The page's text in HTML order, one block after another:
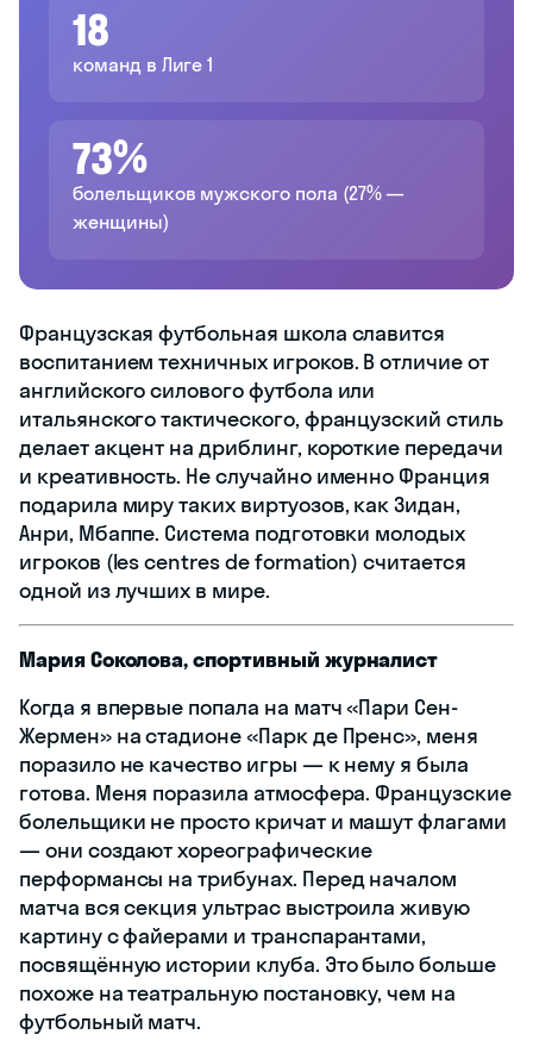
18
команд в Лиге 1
73%
болельщиков мужского пола (27% —
женщины)
Французская футбольная школа славится
воспитанием техничных игроков. В отличие от
английского силового футбола или
итальянского тактического, французский стиль
делает акцент на дриблинг, короткие передачи
и креативность. Не случайно именно Франция
подарила миру таких виртуозов, как Зидан,
Анри, Мбаппе. Система подготовки молодых
игроков (les centres de formation) считается
одной из лучших в мире.
Мария Соколова, спортивный журналист
Когда я впервые попала на матч «Пари Сен-
Жермен» на стадионе «Парк де Пренс», меня
поразило не качество игры — к нему я была
готова. Меня поразила атмосфера. Французские
болельщики не просто кричат и машут флагами
— они создают хореографические
перформансы на трибунах. Перед началом
матча вся секция ультрас выстроила живую
картину с файерами и транспарантами,
посвящённую истории клуба. Это было больше
похоже на театральную постановку, чем на
футбольный матч.